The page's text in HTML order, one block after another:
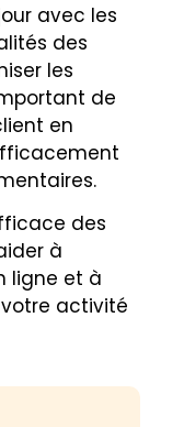
avec les
des
les
de
en
des
à
ligne et à
activité